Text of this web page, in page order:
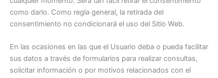
como darlo. Como regla general, la retirada del
consentimiento no condicionará el uso del Sitio Web.
En las ocasiones en las que el Usuario deba o pueda facilitar
sus datos a través de formularios para realizar consultas,
solicitar información o por motivos relacionados con el